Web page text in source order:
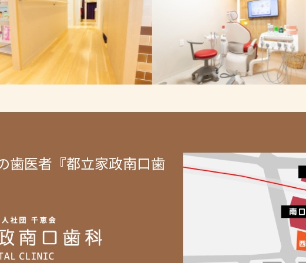
歯医者『都立家政南口歯